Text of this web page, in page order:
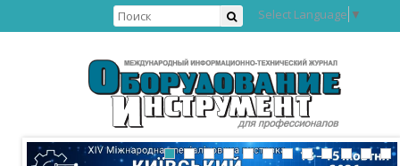
Select Language ▼